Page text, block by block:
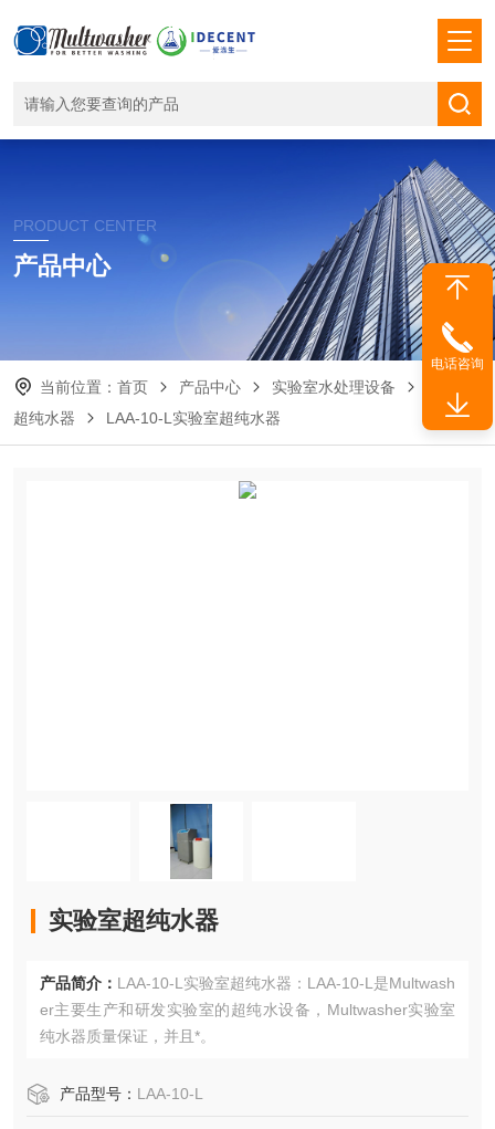
PRODUCT CENTER
产品中心
当前位置： 首页 产品中心 实验室水处理设备
超纯水器
LAA-10-L实验室超纯水器
实验室超纯水器
产品简介： LAA-10-L实验室超纯水器：LAA-10-L是Multwash
er主要生产和研发实验室的超纯水设备，Multwasher实验室
纯水器质量保证，并且*。
产品型号： LAA-10-L
电话咨询